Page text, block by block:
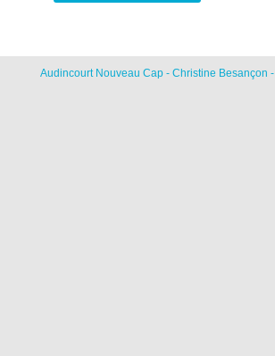
Audincourt Nouveau Cap - Christine Besançon -